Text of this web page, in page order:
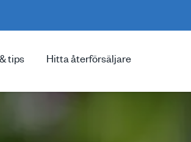
tips Hitta återförsäljare